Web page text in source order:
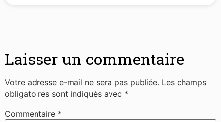
Laisser un commentaire
Votre adresse e-mail ne sera pas publiée. Les champs
obligatoires sont indiqués avec *
Commentaire *